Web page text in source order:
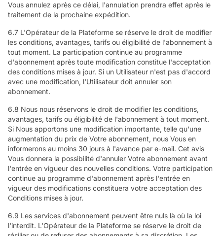
Vous annulez après ce délai, l'annulation prendra effet après le
traitement de la prochaine expédition.
6.7 L'Opérateur de la Plateforme se réserve le droit de modifier
les conditions, avantages, tarifs ou éligibilité de l'abonnement à
tout moment. La participation continue au programme
d'abonnement après toute modification constitue l'acceptation
des conditions mises à jour. Si un Utilisateur n'est pas d'accord
avec une modification, l'Utilisateur doit annuler son
abonnement.
6.8 Nous nous réservons le droit de modifier les conditions,
avantages, tarifs ou éligibilité de l'abonnement à tout moment.
Si Nous apportons une modification importante, telle qu'une
augmentation du prix de Votre abonnement, nous Vous en
informerons au moins 30 jours à l'avance par e-mail. Cet avis
Vous donnera la possibilité d'annuler Votre abonnement avant
l'entrée en vigueur des nouvelles conditions. Votre participation
continue au programme d'abonnement après l'entrée en
vigueur des modifications constituera votre acceptation des
Conditions mises à jour.
6.9 Les services d'abonnement peuvent être nuls là où la loi
l'interdit. L'Opérateur de la Plateforme se réserve le droit de